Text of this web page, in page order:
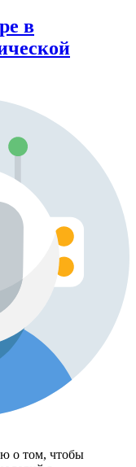
в
о том, чтобы